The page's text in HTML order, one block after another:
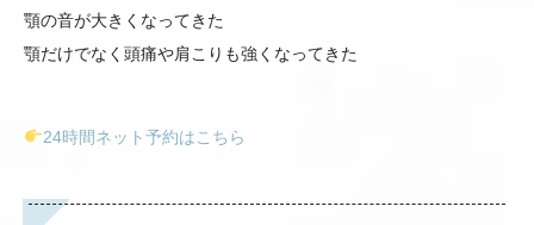
顎の音が大きくなってきた
顎だけでなく頭痛や肩こりも強くなってきた
24時間ネット予約はこちら